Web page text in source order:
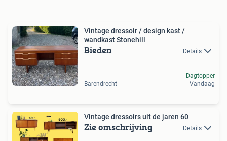
Vintage dressoir / design kast /
wandkast Stonehill
Bieden Details
Barendrecht
Dagtopper
Vandaag
Vintage dressoirs uit de jaren 60
Zie omschrijving Details